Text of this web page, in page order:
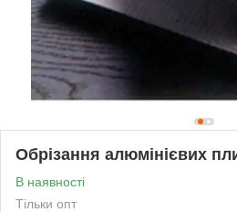
Обрізання алюмінієвих
В наявності
Тільки опт